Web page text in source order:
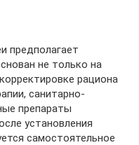
предполагает
не только на
рациона
санитарно-
препараты
установления
самостоятельное